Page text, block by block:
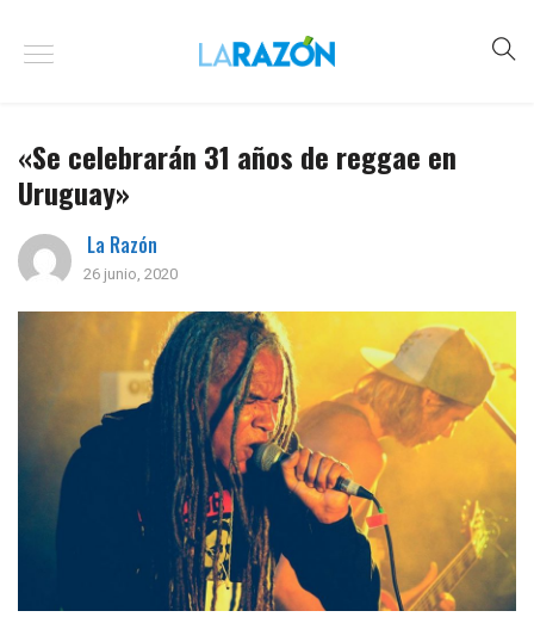
«Se celebrarán 31 años de reggae en
Uruguay»
La Razón
26 junio, 2020